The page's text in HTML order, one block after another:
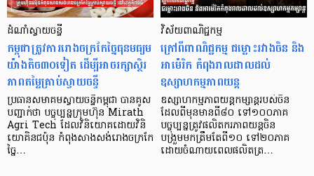
ដំណាំស្វាយចន្ទី
កម្ពុជាត្រូវការរោងចក្រកែច្នៃធុនមធ្យម
យ៉ាងតិច៣០ទៀត ដើម្បីអាចរក្សាស្ថិរ
ភាពតម្លៃគ្រាប់ស្វាយចន្ទី
ប្រធានសមាគមស្វាយចន្ទីកម្ពុជា បានគូស
បញ្ជាក់ថា បច្ចុប្បន្នក្រុមហ៊ុន Mirath
Agri Tech ដែលវិនិយោគដោយវិនិ
យោគិនជប៉ុន កំពុងសាងសង់រោងចក្រកែ
ច្នៃ…
វិស័យពាណិជ្ជកម្ម
ក្រៅពីពាណិជ្ជកម្ម ជម្លោះរវាងចិន និង
អាម៉េរិក កំពុងរាលដាលដល់
ឧស្សាហកម្មភាពយន្ត
ឧស្សាហកម្មភាពយន្តកម្សាន្តរបស់ចិន
ដែលពីមុនមានពី៨០ ទៅ១០០ភាគ
បច្ចុប្បន្នត្រូវផលិតករភាពយន្តចិន
បង្រួមមកត្រឹមតែពី១០ ទៅ២០ភាគ
ដោយចំណាយពេលផលិតត្រ…